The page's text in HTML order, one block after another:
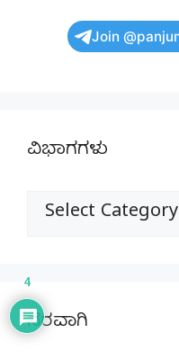
Join
ವಿಭಾಗಗಳು
ವಿಭಾಗಗಳು
ನೆರವಾಗಿ
4